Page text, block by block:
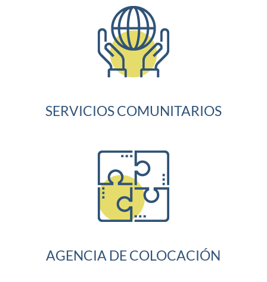
SERVICIOS COMUNITARIOS
AGENCIA DE COLOCACIÓN